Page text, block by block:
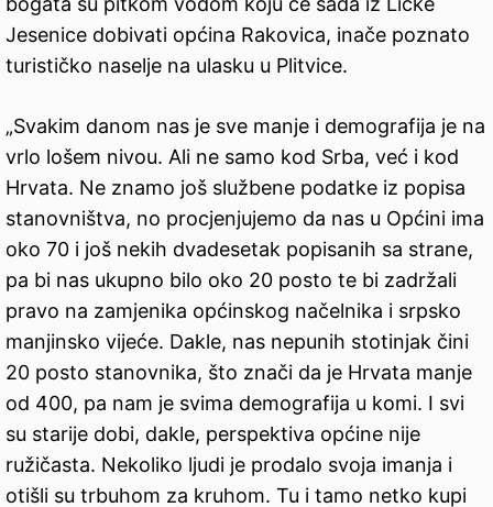
Jesenice dobivati općina Rakovica, inače poznato
turističko naselje na ulasku u Plitvice.
„Svakim danom nas je sve manje i demografija je na
vrlo lošem nivou. Ali ne samo kod Srba, već i kod
Hrvata. Ne znamo još službene podatke iz popisa
stanovništva, no procjenjujemo da nas u Općini ima
oko 70 i još nekih dvadesetak popisanih sa strane,
pa bi nas ukupno bilo oko 20 posto te bi zadržali
pravo na zamjenika općinskog načelnika i srpsko
manjinsko vijeće. Dakle, nas nepunih stotinjak čini
20 posto stanovnika, što znači da je Hrvata manje
od 400, pa nam je svima demografija u komi. I svi
su starije dobi, dakle, perspektiva općine nije
ružičasta. Nekoliko ljudi je prodalo svoja imanja i
otišli su trbuhom za kruhom. Tu i tamo netko kupi